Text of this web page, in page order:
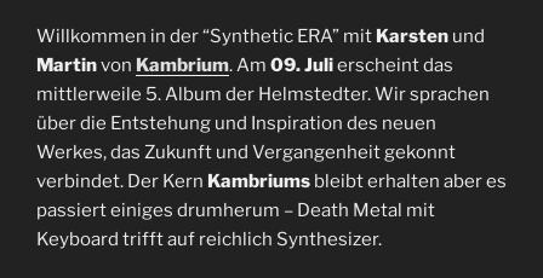
Willkommen in der “Synthetic ERA” mit Karsten und
Martinvon Kambrium. Am 09. Julierscheint das
mittlerweile 5. Album der Helmstedter. Wir sprachen
über die Entstehung und Inspiration des neuen
Werkes, das Zukunft und Vergangenheit gekonnt
verbindet. Der Kern Kambriums bleibt erhalten aber es
passiert einiges drumherum – Death Metal mit
Keyboard trifft auf reichlich Synthesizer.